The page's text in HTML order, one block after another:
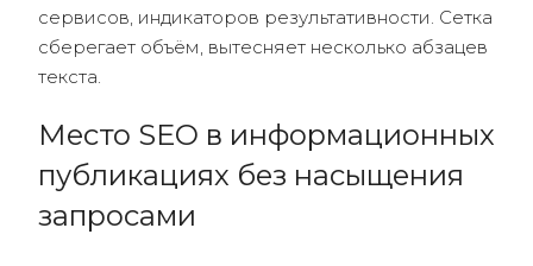
сервисов, индикаторов результативности. Сетка
сберегает объём, вытесняет несколько абзацев
текста.
Место SEO в информационных
публикациях без насыщения
запросами